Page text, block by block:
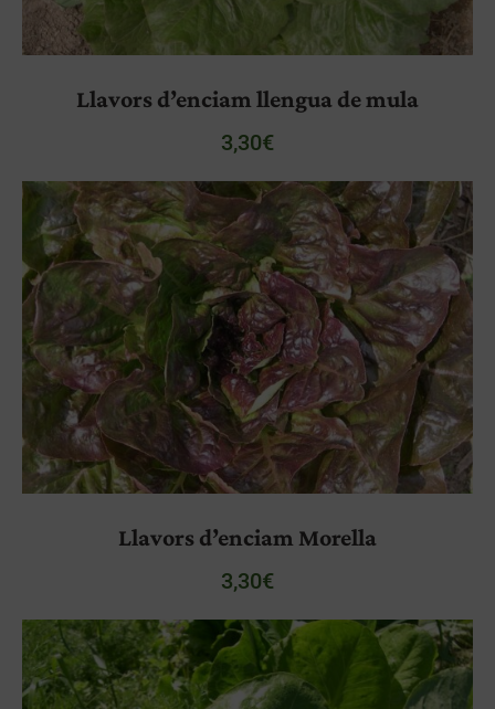
Llavors d’enciam llengua de mula
3,30€
Llavors d’enciam Morella
3,30€